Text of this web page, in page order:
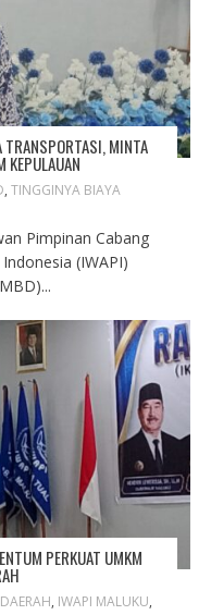
MINTA
KEPULAUAN
, TINGGINYA BIAYA
Pimpinan Cabang
(IWAPI)
PERKUAT UMKM
, IWAPI MALUKU,